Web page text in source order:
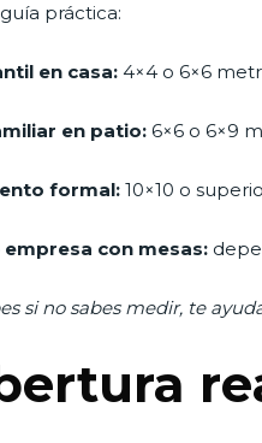
práctica:
en casa: 4×4 o 6×6
en patio: 6×6 o 6×9
formal: 10×10 o
empresa con mesas:
si no sabes medir, te